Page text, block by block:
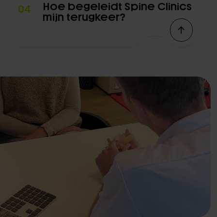
04
Hoe begeleidt Spine Clinics
mijn terugkeer?